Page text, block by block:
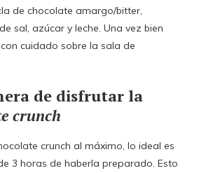
de chocolate amargo/bitter,
sal, azúcar y leche. Una vez bien
cuidado sobre la sala de
de disfrutar la
crunch
crunch al máximo, lo ideal es
3 horas de haberla preparado. Esto